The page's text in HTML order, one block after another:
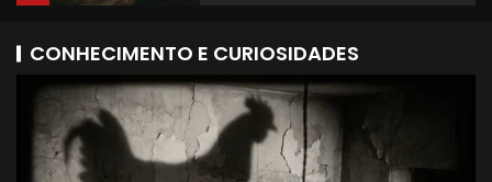
3
Show de Kanye West na
Holanda tem protestos
contra antissemitismo
CONHECIMENTO E CURIOSIDADES